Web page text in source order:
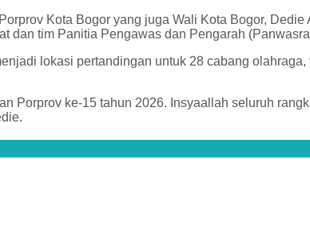
Kota Bogor yang juga Wali Kota Bogor,
dan tim Panitia Pengawas dan Pengarah
lokasi pertandingan untuk 28 cabang
Porprov ke-15 tahun 2026. Insyaallah seluruh